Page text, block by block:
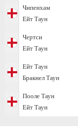
Чипенхам
Ейт Таун
Чертси
Ейт Таун
Ейт Таун
Бракнел Таун
Пооле Таун
Ейт Таун